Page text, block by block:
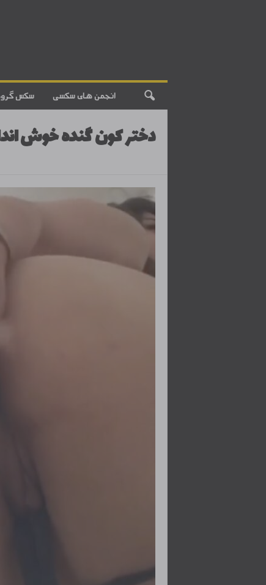
سکس انجمن های سکسی
دختر کون گنده خوش